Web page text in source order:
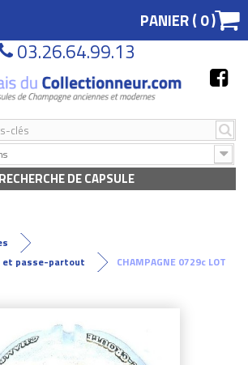
PANIER (0)
03.26.64.99.13
RECHERCHE DE CAPSULE
et passe-partout
CHAMPAGNE 0729c LOT